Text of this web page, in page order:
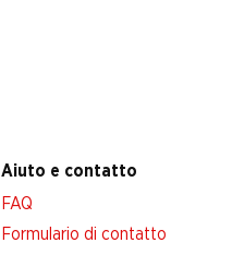
Aiuto e contatto
FAQ
Formulario di contatto